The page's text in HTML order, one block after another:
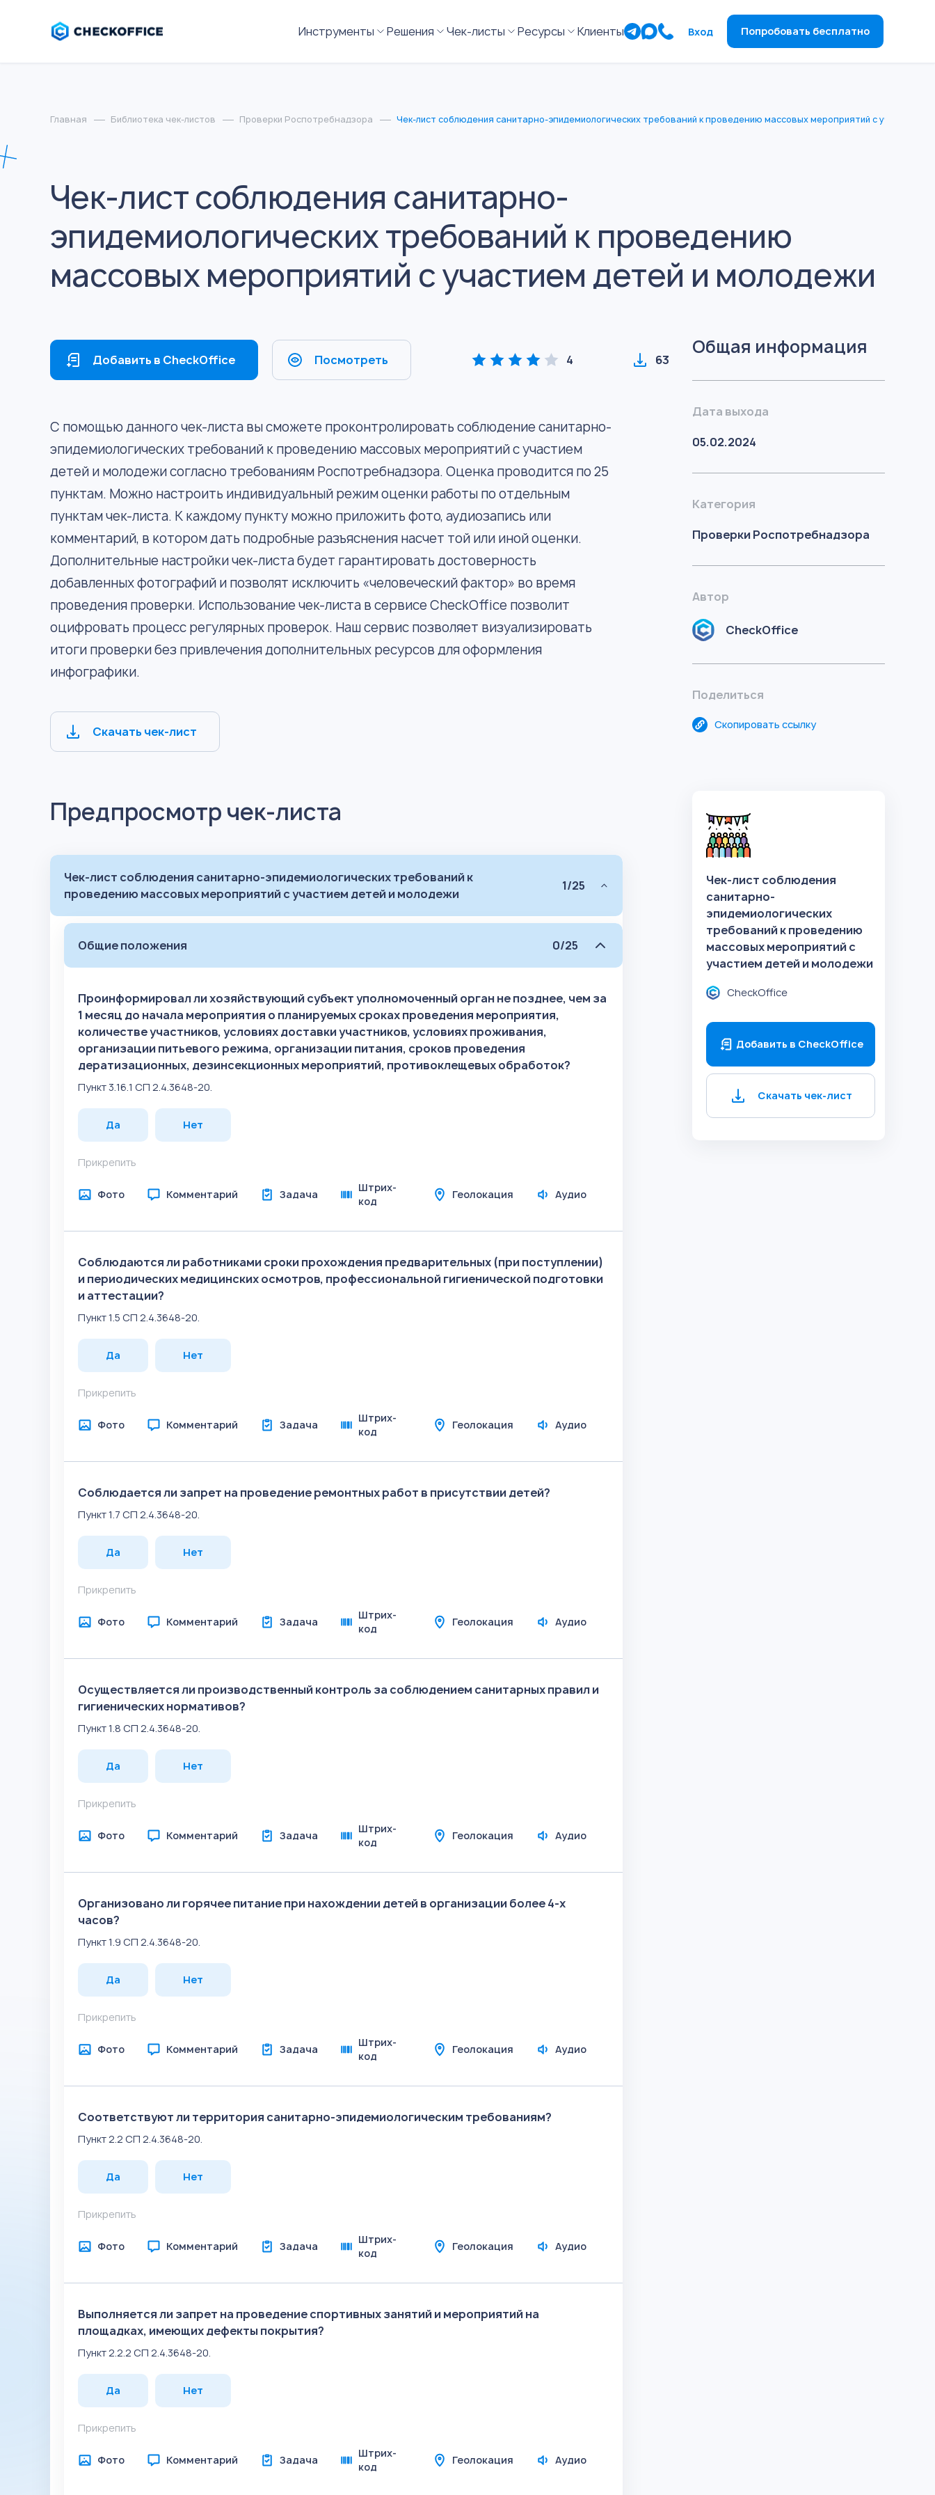
Инструменты Решения Чек-листы Ресурсы Клиенты Вход Попробовать бесплатно
Главная Библиотека чек-листов Проверки Роспотребнадзора Чек-лист соблюдения санитарно-эпидемиологических требований к проведению массовых мероприятий с участием
Чек-лист соблюдения санитарно-
эпидемиологических требований к проведению
массовых мероприятий с участием детей и молодежи
Добавить в CheckOffice Посмотреть 4 63
Общая информация
Дата выхода
05.02.2024
Категория
Проверки Роспотребнадзора
Автор
CheckOffice
Поделиться
Скопировать ссылку
Чек-лист соблюдения
санитарно-
эпидемиологических
требований к проведению
массовых мероприятий с
участием детей и молодежи
CheckOffice
Добавить в CheckOffice
Скачать чек-лист
С помощью данного чек-листа вы сможете проконтролировать соблюдение санитарно-
эпидемиологических требований к проведению массовых мероприятий с участием
детей и молодежи согласно требованиям Роспотребнадзора. Оценка проводится по 25
пунктам. Можно настроить индивидуальный режим оценки работы по отдельным
пунктам чек-листа. К каждому пункту можно приложить фото, аудиозапись или
комментарий, в котором дать подробные разъяснения насчет той или иной оценки.
Дополнительные настройки чек-листа будет гарантировать достоверность
добавленных фотографий и позволят исключить «человеческий фактор» во время
проведения проверки. Использование чек-листа в сервисе CheckOffice позволит
оцифровать процесс регулярных проверок. Наш сервис позволяет визуализировать
итоги проверки без привлечения дополнительных ресурсов для оформления
инфографики.
Скачать чек-лист
Предпросмотр чек-листа
Чек-лист соблюдения санитарно-эпидемиологических требований к
проведению массовых мероприятий с участием детей и молодежи
1/25
Общие положения 0/25
Проинформировал ли хозяйствующий субъект уполномоченный орган не позднее, чем за
1 месяц до начала мероприятия о планируемых сроках проведения мероприятия,
количестве участников, условиях доставки участников, условиях проживания,
организации питьевого режима, организации питания, сроков проведения
дератизационных, дезинсекционных мероприятий, противоклещевых обработок?
Пункт 3.16.1 СП 2.4.3648-20.
Да Нет
Прикрепить
Фото Комментарий Задача
Штрих-
код
Геолокация Аудио
Соблюдаются ли работниками сроки прохождения предварительных (при поступлении)
и периодических медицинских осмотров, профессиональной гигиенической подготовки
и аттестации?
Пункт 1.5 СП 2.4.3648-20.
Да Нет
Прикрепить
Фото Комментарий Задача
Штрих-
код
Геолокация Аудио
Соблюдается ли запрет на проведение ремонтных работ в присутствии детей?
Пункт 1.7 СП 2.4.3648-20.
Да Нет
Прикрепить
Фото Комментарий Задача
Штрих-
код
Геолокация Аудио
Осуществляется ли производственный контроль за соблюдением санитарных правил и
гигиенических нормативов?
Пункт 1.8 СП 2.4.3648-20.
Да Нет
Прикрепить
Фото Комментарий Задача
Штрих-
код
Геолокация Аудио
Организовано ли горячее питание при нахождении детей в организации более 4-х
часов?
Пункт 1.9 СП 2.4.3648-20.
Да Нет
Прикрепить
Фото Комментарий Задача
Штрих-
код
Геолокация Аудио
Соответствуют ли территория санитарно-эпидемиологическим требованиям?
Пункт 2.2 СП 2.4.3648-20.
Да Нет
Прикрепить
Фото Комментарий Задача
Штрих-
код
Геолокация Аудио
Выполняется ли запрет на проведение спортивных занятий и мероприятий на
площадках, имеющих дефекты покрытия?
Пункт 2.2.2 СП 2.4.3648-20.
Да Нет
Прикрепить
Фото Комментарий Задача
Штрих-
код
Геолокация Аудио